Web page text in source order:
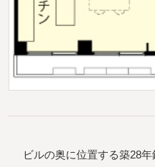
ビルの奥に位置する築28